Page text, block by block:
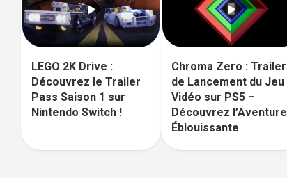
LEGO 2K Drive :
Découvrez le Trailer
Pass Saison 1 sur
Nintendo Switch !
Chroma Zero : Trailer
de Lancement du Jeu
Vidéo sur PS5 –
Découvrez l’Aventure
Éblouissante